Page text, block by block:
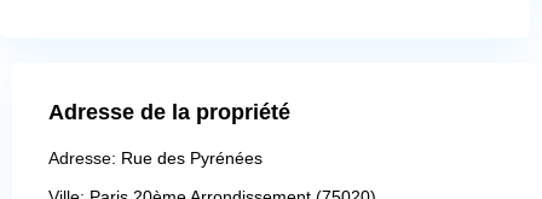
Adresse de la propriété
Adresse: Rue des Pyrénées